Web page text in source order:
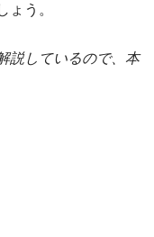
ょう。
説しているので、本